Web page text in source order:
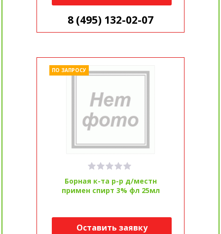
8 (495) 132-02-07
Борная к-та р-р д/местн
примен спирт 3% фл 25мл
ПО ЗАПРОСУ
Оставить заявку